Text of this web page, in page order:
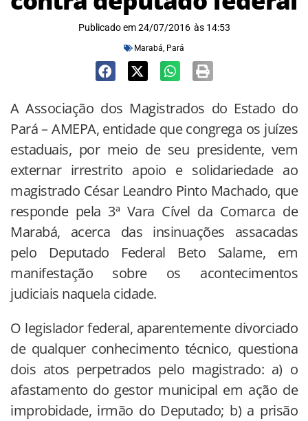
Publicado em 24/07/2016 às 14:53
Marabá, Pará
A Associação dos Magistrados do Estado do
Pará – AMEPA, entidade que congrega os juízes
estaduais, por meio de seu presidente, vem
externar irrestrito apoio e solidariedade ao
magistrado César Leandro Pinto Machado, que
responde pela 3ª Vara Cível da Comarca de
Marabá, acerca das insinuações assacadas
pelo Deputado Federal Beto Salame, em
manifestação sobre os acontecimentos
judiciais naquela cidade.
O legislador federal, aparentemente divorciado
de qualquer conhecimento técnico, questiona
dois atos perpetrados pelo magistrado: a) o
afastamento do gestor municipal em ação de
improbidade, irmão do Deputado; b) a prisão